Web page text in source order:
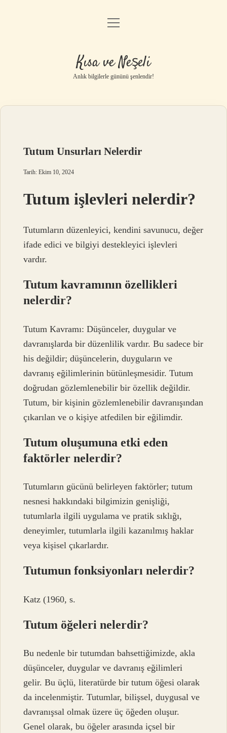
Anasayfa
Yasal Uyarı
menüyü
Kısa ve Neşeli
Anlık bilgilerle gününü şenlendir!
Tutum Unsurları Nelerdir
Tarih: Ekim 10, 2024
Tutum işlevleri nelerdir?
Tutumların düzenleyici, kendini savunucu, değer
ifade edici ve bilgiyi destekleyici işlevleri
vardır.
Tutum kavramının özellikleri
nelerdir?
Tutum Kavramı: Düşünceler, duygular ve
davranışlarda bir düzenlilik vardır. Bu sadece bir
his değildir; düşüncelerin, duyguların ve
davranış eğilimlerinin bütünleşmesidir. Tutum
doğrudan gözlemlenebilir bir özellik değildir.
Tutum, bir kişinin gözlemlenebilir davranışından
çıkarılan ve o kişiye atfedilen bir eğilimdir.
Tutum oluşumuna etki eden
faktörler nelerdir?
Tutumların gücünü belirleyen faktörler; tutum
nesnesi hakkındaki bilgimizin genişliği,
tutumlarla ilgili uygulama ve pratik sıklığı,
deneyimler, tutumlarla ilgili kazanılmış haklar
veya kişisel çıkarlardır.
Tutumun fonksiyonları nelerdir?
Katz (1960, s.
Tutum öğeleri nelerdir?
Bu nedenle bir tutumdan bahsettiğimizde, akla
düşünceler, duygular ve davranış eğilimleri
gelir. Bu üçlü, literatürde bir tutum öğesi olarak
da incelenmiştir. Tutumlar, bilişsel, duygusal ve
davranışsal olmak üzere üç öğeden oluşur.
Genel olarak, bu öğeler arasında içsel bir